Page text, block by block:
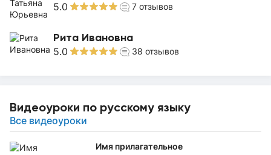
5.0 7 отзывов
Рита Ивановна
5.0 38 отзывов
Видеоуроки по русскому языку
Все видеоуроки
Имя прилагательное